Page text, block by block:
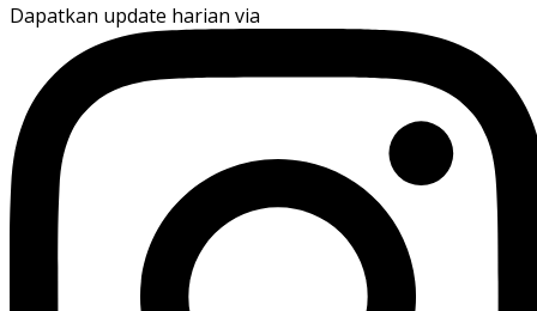
Dapatkan update harian via